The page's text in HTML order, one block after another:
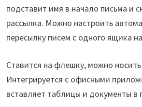
подставит имя в начало письма и
рассылка. Можно настроить
пересылку писем с одного ящика
Ставится на флешку, можно
Интегрируется с офисными
вставляет таблицы и документы в